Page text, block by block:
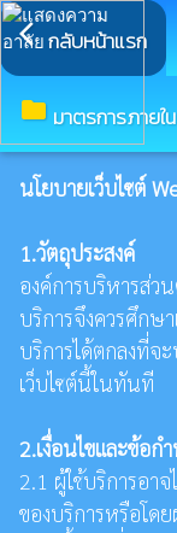
arrow_back_iosกลับหน้าแรก
folder มาตรการภายใน
นโยบายเว็บไซต์
1.วัตถุประสงค์
องค์การบริหารส่ว
บริการจึงควรศึกษ
บริการได้ตกลงที่จ
เว็บไซต์นี้ในทันที
2.เงื่อนไขและข้อก
2.1 ผู้ใช้บริการอา
ของบริการหรือโด